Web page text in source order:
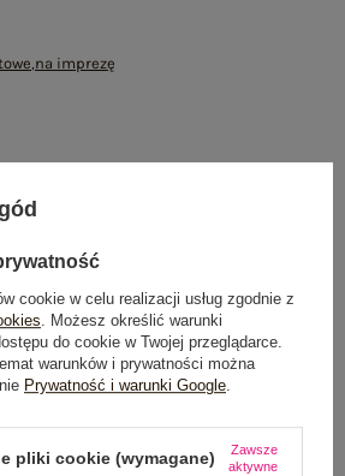
,na imprezę
,10% poliester
cookie w celu realizacji usług zgodnie z
. Możesz określić warunki
do cookie w Twojej przeglądarce.
warunków i prywatności można
Prywatność i warunki Google.
pliki cookie (wymagane)
Zawsze
aktywne